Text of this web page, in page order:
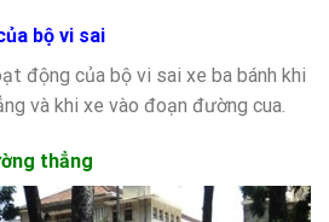
bộ vi sai
động của bộ vi sai xe ba bánh khi
và khi xe vào đoạn đường cua.
thẳng